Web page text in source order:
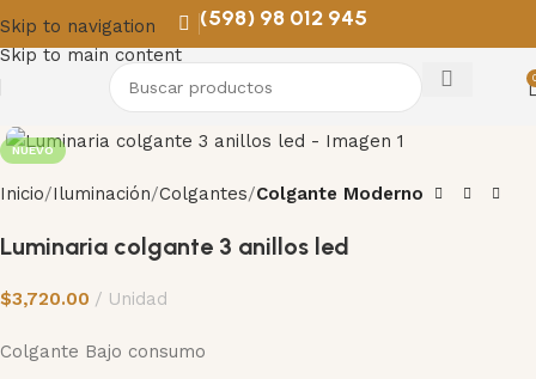
Skip to navigation
Skip to main content
(598) 98 012 945
NUEVO
Inicio Iluminación Colgantes Colgante Moderno
Luminaria colgante 3 anillos led
$3,720.00 Unidad
Colgante Bajo consumo